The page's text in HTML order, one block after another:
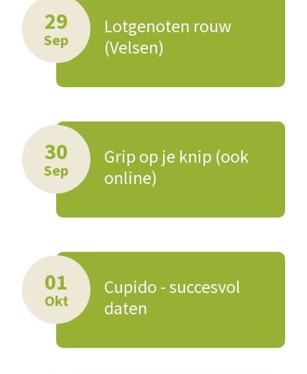
29
Sep
Lotgenoten rouw
(Velsen)
30
Sep
Grip op je knip (ook
online)
01
Okt
Cupido - succesvol
daten